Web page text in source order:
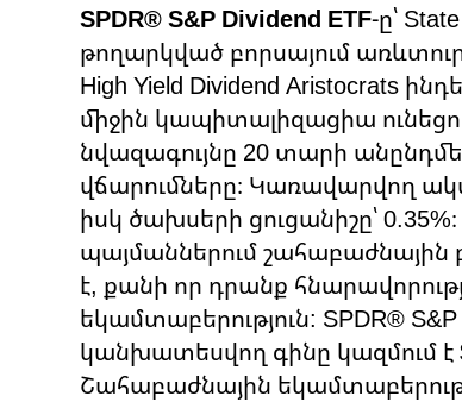
SPDR® S&P Dividend ETF-ը՝
թողարկված բորսայում
High Yield Dividend Aristocrats
միջին կապիտալիզացիա ունեցող
նվազագույնը 20 տարի
վճարումները։ Կառավարվող
իսկ ծախսերի ցուցանիշը՝
պայմաններում շահաբաժնային
է, քանի որ դրանք
եկամտաբերություն: SPDR®
կանխատեսվող գինը կազմում է
Շահաբաժնային